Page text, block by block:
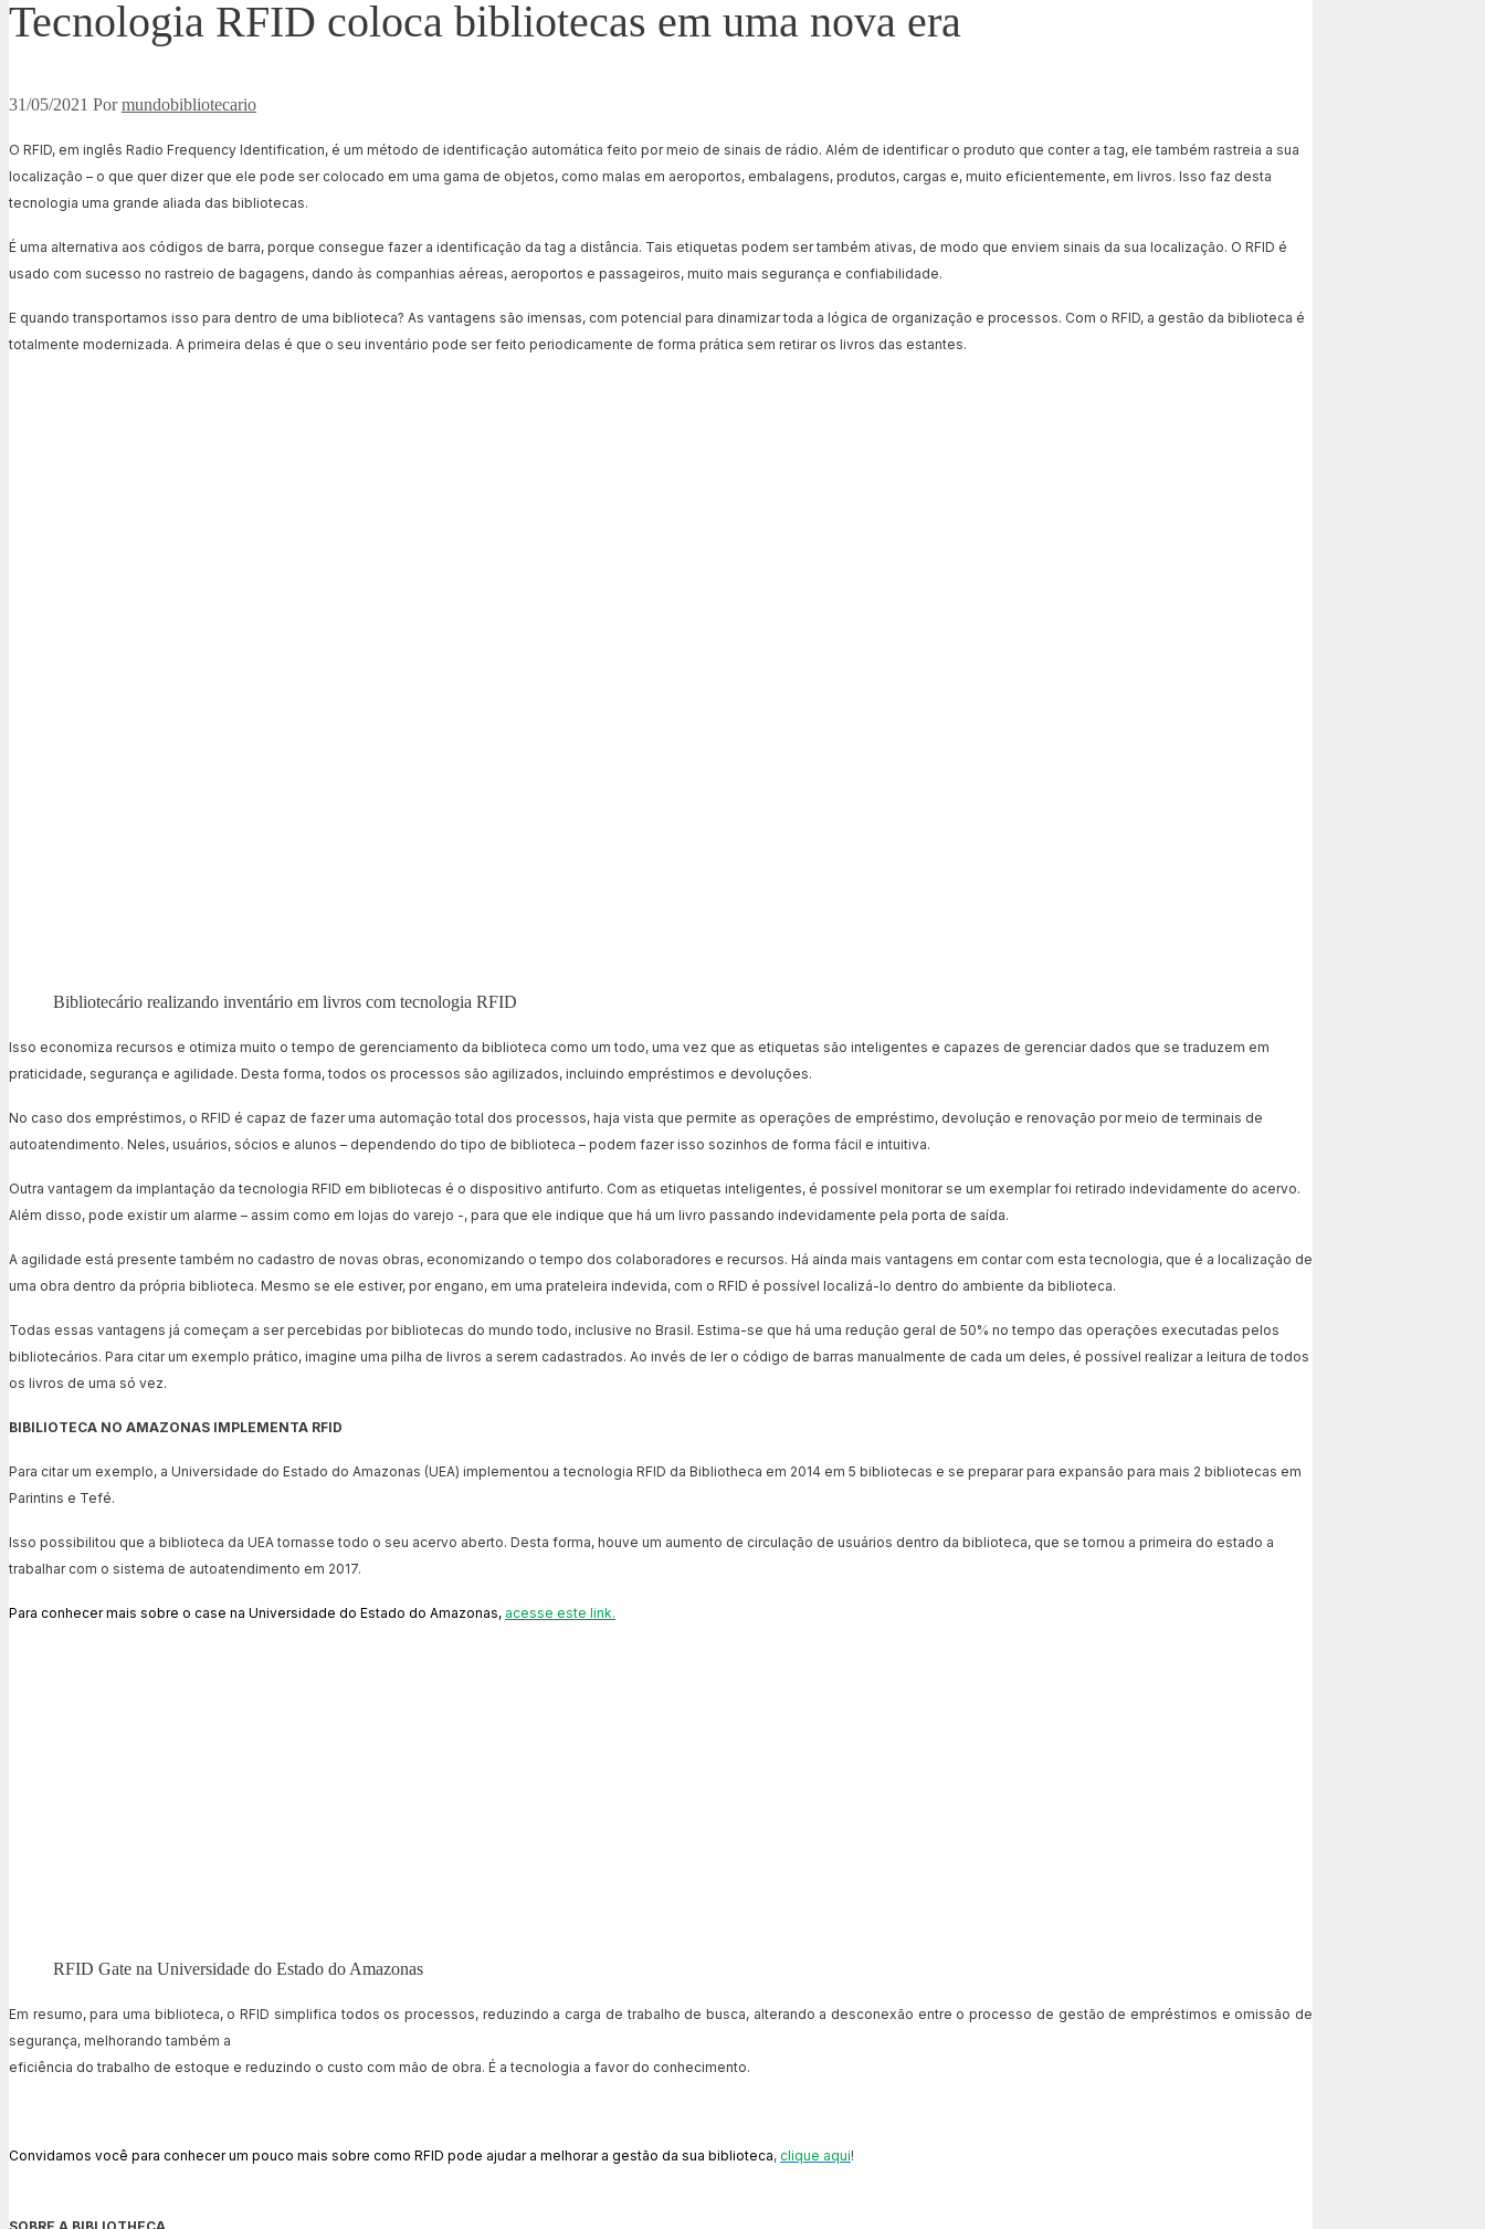
Tecnologia RFID coloca bibliotecas em uma nova era
31/05/2021 Pormundobibliotecario
O RFID, em inglês Radio Frequency Identification, é um método de identificação automática feito por meio de sinais de rádio. Além de identificar o produto que conter a tag, ele também rastreia a sua
localização – o que quer dizer que ele pode ser colocado em uma gama de objetos, como malas em aeroportos, embalagens, produtos, cargas e, muito eficientemente, em livros. Isso faz desta
tecnologia uma grande aliada das bibliotecas.
É uma alternativa aos códigos de barra, porque consegue fazer a identificação da tag a distância. Tais etiquetas podem ser também ativas, de modo que enviem sinais da sua localização. O RFID é
usado com sucesso no rastreio de bagagens, dando às companhias aéreas, aeroportos e passageiros, muito mais segurança e confiabilidade.
E quando transportamos isso para dentro de uma biblioteca? As vantagens são imensas, com potencial para dinamizar toda a lógica de organização e processos. Com o RFID, a gestão da biblioteca é
totalmente modernizada. A primeira delas é que o seu inventário pode ser feito periodicamente de forma prática sem retirar os livros das estantes.
Bibliotecário realizando inventário em livros com tecnologia RFID
Isso economiza recursos e otimiza muito o tempo de gerenciamento da biblioteca como um todo, uma vez que as etiquetas são inteligentes e capazes de gerenciar dados que se traduzem em
praticidade, segurança e agilidade. Desta forma, todos os processos são agilizados, incluindo empréstimos e devoluções.
No caso dos empréstimos, o RFID é capaz de fazer uma automação total dos processos, haja vista que permite as operações de empréstimo, devolução e renovação por meio de terminais de
autoatendimento. Neles, usuários, sócios e alunos – dependendo do tipo de biblioteca – podem fazer isso sozinhos de forma fácil e intuitiva.
Outra vantagem da implantação da tecnologia RFID em bibliotecas é o dispositivo antifurto. Com as etiquetas inteligentes, é possível monitorar se um exemplar foi retirado indevidamente do acervo.
Além disso, pode existir um alarme – assim como em lojas do varejo -, para que ele indique que há um livro passando indevidamente pela porta de saída.
A agilidade está presente também no cadastro de novas obras, economizando o tempo dos colaboradores e recursos. Há ainda mais vantagens em contar com esta tecnologia, que é a localização de
uma obra dentro da própria biblioteca. Mesmo se ele estiver, por engano, em uma prateleira indevida, com o RFID é possível localizá-lo dentro do ambiente da biblioteca.
Todas essas vantagens já começam a ser percebidas por bibliotecas do mundo todo, inclusive no Brasil. Estima-se que há uma redução geral de 50% no tempo das operações executadas pelos
bibliotecários. Para citar um exemplo prático, imagine uma pilha de livros a serem cadastrados. Ao invés de ler o código de barras manualmente de cada um deles, é possível realizar a leitura de todos
os livros de uma só vez.
BIBILIOTECA NO AMAZONAS IMPLEMENTA RFID
Para citar um exemplo, a Universidade do Estado do Amazonas (UEA) implementou a tecnologia RFID da Bibliotheca em 2014 em 5 bibliotecas e se preparar para expansão para mais 2 bibliotecas em
Parintins e Tefé.
Isso possibilitou que a biblioteca da UEA tornasse todo o seu acervo aberto. Desta forma, houve um aumento de circulação de usuários dentro da biblioteca, que se tornou a primeira do estado a
trabalhar com o sistema de autoatendimento em 2017.
Para conhecer mais sobre o case na Universidade do Estado do Amazonas, acesse este link.
RFID Gate na Universidade do Estado do Amazonas
Em resumo, para uma biblioteca, o RFID simplifica todos os processos, reduzindo a carga de trabalho de busca, alterando a desconexão entre o processo de gestão de empréstimos e omissão de
segurança, melhorando também a
eficiência do trabalho de estoque e reduzindo o custo com mão de obra. É a tecnologia a favor do conhecimento.
Convidamos você para conhecer um pouco mais sobre como RFID pode ajudar a melhorar a gestão da sua biblioteca, clique aqui!